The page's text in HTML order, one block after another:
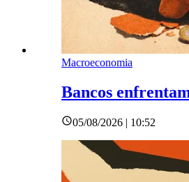
Macroeconomia
Bancos
05/08/2026 | 10:52